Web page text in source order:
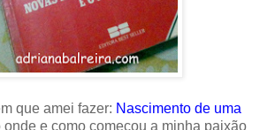
que amei fazer: Nascimento de uma
onde e como começou a minha paixão